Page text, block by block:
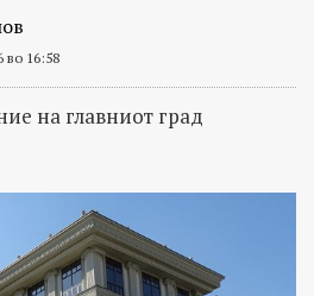
во 16:58
на главниот град